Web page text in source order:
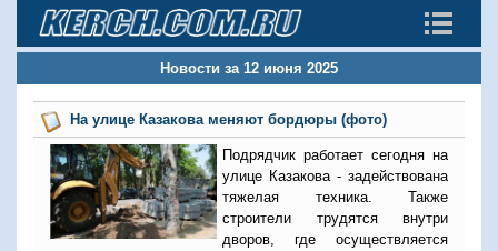
Новости за 12 июня 2025
На улице Казакова меняют бордюры (фото)
Подрядчик работает сегодня на
улице Казакова - задействована
тяжелая техника. Также
строители трудятся внутри
дворов, где осуществляется